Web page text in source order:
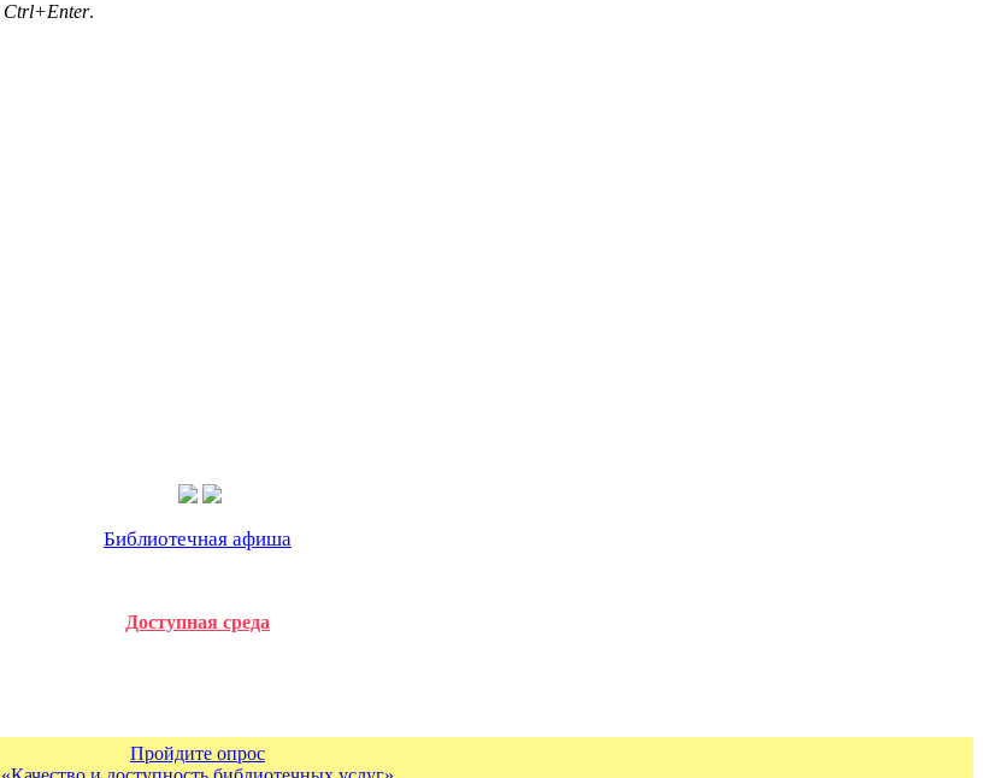
Ctrl+Enter.
Библиотечная афиша
Доступная среда
Пройдите опрос